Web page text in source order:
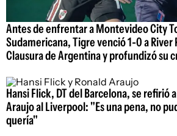
Antes de enfrentar a Montevideo City
Sudamericana, Tigre venció 1-0 a River
Clausura de Argentina y profundizó su
Hansi Flick, DT del Barcelona, se refirió
Araujo al Liverpool: "Es una pena, no
quería"